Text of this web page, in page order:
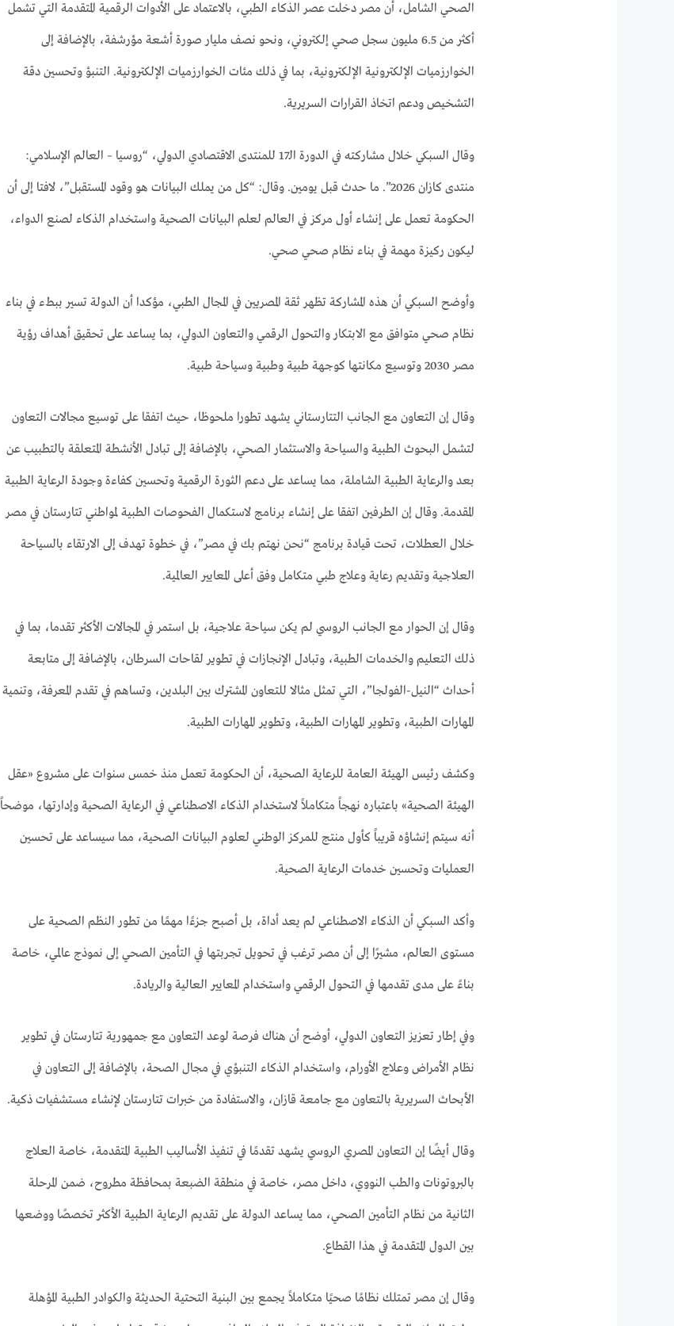
الصحي الشامل، أن مصر دخلت عصر الذكاء الطبي، بالاعتماد على الأدوات الرقمية المتقدمة التي تشمل
أكثر من 6.5 مليون سجل صحي إلكتروني، ونحو نصف مليار صورة أشعة مؤرشفة، بالإضافة إلى
الخوارزميات الإلكترونية الإلكترونية، بما في ذلك مئات الخوارزميات الإلكترونية. التنبؤ وتحسين دقة
التشخيص ودعم اتخاذ القرارات السريرية.
وقال السبكي خلال مشاركته في الدورة الـ17 للمنتدى الاقتصادي الدولي، “روسيا – العالم الإسلامي:
منتدى كازان 2026”. ما حدث قبل يومين. وقال: “كل من يملك البيانات هو وقود المستقبل”، لافتا إلى أن
الحكومة تعمل على إنشاء أول مركز في العالم لعلم البيانات الصحية واستخدام الذكاء لصنع الدواء،
ليكون ركيزة مهمة في بناء نظام صحي صحي.
وأوضح السبكي أن هذه المشاركة تظهر ثقة المصريين في المجال الطبي، مؤكدا أن الدولة تسير ببطء في بناء
نظام صحي متوافق مع الابتكار والتحول الرقمي والتعاون الدولي، بما يساعد على تحقيق أهداف رؤية
مصر 2030 وتوسيع مكانتها كوجهة طبية وطبية وسياحة طبية.
وقال إن التعاون مع الجانب التتارستاني يشهد تطورا ملحوظا، حيث اتفقا على توسيع مجالات التعاون
لتشمل البحوث الطبية والسياحة والاستثمار الصحي، بالإضافة إلى تبادل الأنشطة المتعلقة بالتطبيب عن
بعد والرعاية الطبية الشاملة، مما يساعد على دعم الثورة الرقمية وتحسين كفاءة وجودة الرعاية الطبية
المقدمة. وقال إن الطرفين اتفقا على إنشاء برنامج لاستكمال الفحوصات الطبية لمواطني تتارستان في مصر
خلال العطلات، تحت قيادة برنامج “نحن نهتم بك في مصر”، في خطوة تهدف إلى الارتقاء بالسياحة
العلاجية وتقديم رعاية وعلاج طبي متكامل وفق أعلى المعايير العالمية.
وقال إن الحوار مع الجانب الروسي لم يكن سياحة علاجية، بل استمر في المجالات الأكثر تقدما، بما في
ذلك التعليم والخدمات الطبية، وتبادل الإنجازات في تطوير لقاحات السرطان، بالإضافة إلى متابعة
أحداث “النيل-الفولجا”، التي تمثل مثالا للتعاون المشترك بين البلدين، وتساهم في تقدم المعرفة، وتنمية
المهارات الطبية، وتطوير المهارات الطبية، وتطوير المهارات الطبية.
وكشف رئيس الهيئة العامة للرعاية الصحية، أن الحكومة تعمل منذ خمس سنوات على مشروع «عقل
الهيئة الصحية» باعتباره نهجاً متكاملاً لاستخدام الذكاء الاصطناعي في الرعاية الصحية وإدارتها، موضحاً
أنه سيتم إنشاؤه قريباً كأول منتج للمركز الوطني لعلوم البيانات الصحية، مما سيساعد على تحسين
العمليات وتحسين خدمات الرعاية الصحية.
وأكد السبكي أن الذكاء الاصطناعي لم يعد أداة، بل أصبح جزءًا مهمًا من تطور النظم الصحية على
مستوى العالم، مشيرًا إلى أن مصر ترغب في تحويل تجربتها في التأمين الصحي إلى نموذج عالمي، خاصة
بناءً على مدى تقدمها في التحول الرقمي واستخدام المعايير العالية والريادة.
وفي إطار تعزيز التعاون الدولي، أوضح أن هناك فرصة لوعد التعاون مع جمهورية تتارستان في تطوير
نظام الأمراض وعلاج الأورام، واستخدام الذكاء التنبؤي في مجال الصحة، بالإضافة إلى التعاون في
الأبحاث السريرية بالتعاون مع جامعة قازان، والاستفادة من خبرات تتارستان لإنشاء مستشفيات ذكية.
وقال أيضًا إن التعاون المصري الروسي يشهد تقدمًا في تنفيذ الأساليب الطبية المتقدمة، خاصة العلاج
بالبروتونات والطب النووي، داخل مصر، خاصة في منطقة الضبعة بمحافظة مطروح، ضمن المرحلة
الثانية من نظام التأمين الصحي، مما يساعد الدولة على تقديم الرعاية الطبية الأكثر تخصصًا ووضعها
بين الدول المتقدمة في هذا القطاع.
وقال إن مصر تمتلك نظامًا صحيًا متكاملاً يجمع بين البنية التحتية الحديثة والكوادر الطبية المؤهلة